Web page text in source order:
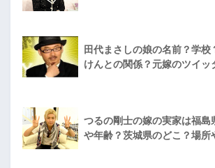
田代まさしの娘の名前？学校
けんとの関係？元嫁のツイッ
つるの剛士の嫁の実家は福島
や年齢？茨城県のどこ？場所